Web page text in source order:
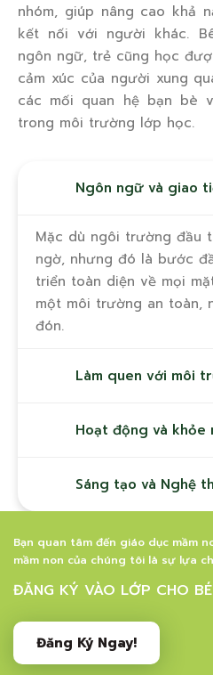
nhóm, giúp nâng cao khả
kết nối với người khác.
ngôn ngữ, trẻ cũng học
cảm xúc của người xung
các mối quan hệ bạn bè
trong môi trường lớp học.
Ngôn ngữ và giao
Mặc dù ngôi trường đầu
ngờ, nhưng đó là bước
triển toàn diện về mọi
một môi trường an toàn,
đón.
Làm quen với môi
Hoạt động và khỏe
Sáng tạo và Nghệ
Bạn quan tâm đến giáo dục mầm
mầm non của chúng tôi là sự lựa
ĐĂNG KÝ VÀO LỚP CHO
Đăng Ký Ngay!